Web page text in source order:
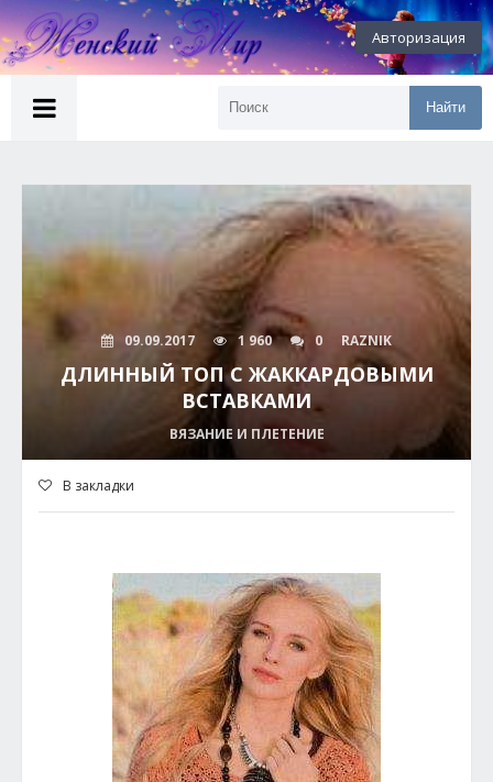
Авторизация
Найти
09.09.2017 1 960 0 RAZNIK
ДЛИННЫЙ ТОП С ЖАККАРДОВЫМИ
ВСТАВКАМИ
ВЯЗАНИЕ И ПЛЕТЕНИЕ
В закладки